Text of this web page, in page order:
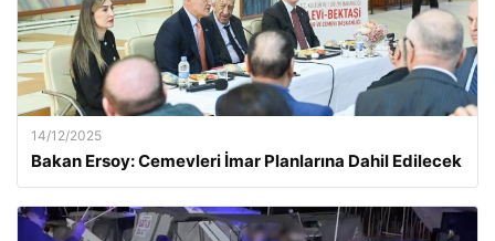
14/12/2025
Bakan Ersoy: Cemevleri İmar Planlarına Dahil Edilecek